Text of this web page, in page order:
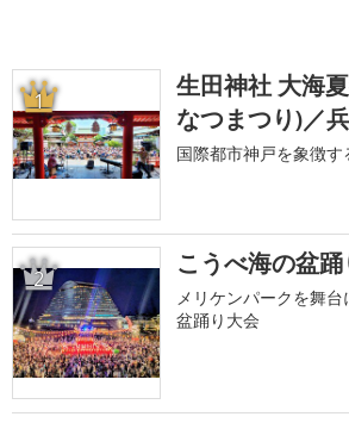
1
生田神社 大海
なつまつり)／
国際都市神戸を象徴す
2 こうべ海の盆
メリケンパークを舞
盆踊り大会